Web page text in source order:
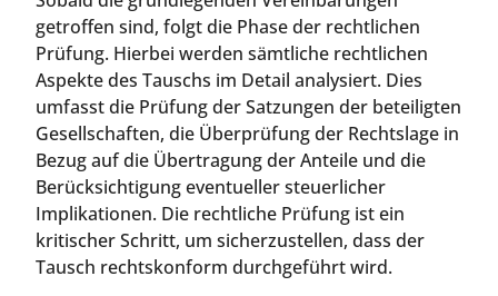
getroffen sind, folgt die Phase der rechtlichen
Prüfung. Hierbei werden sämtliche rechtlichen
Aspekte des Tauschs im Detail analysiert. Dies
umfasst die Prüfung der Satzungen der beteiligten
Gesellschaften, die Überprüfung der Rechtslage in
Bezug auf die Übertragung der Anteile und die
Berücksichtigung eventueller steuerlicher
Implikationen. Die rechtliche Prüfung ist ein
kritischer Schritt, um sicherzustellen, dass der
Tausch rechtskonform durchgeführt wird.